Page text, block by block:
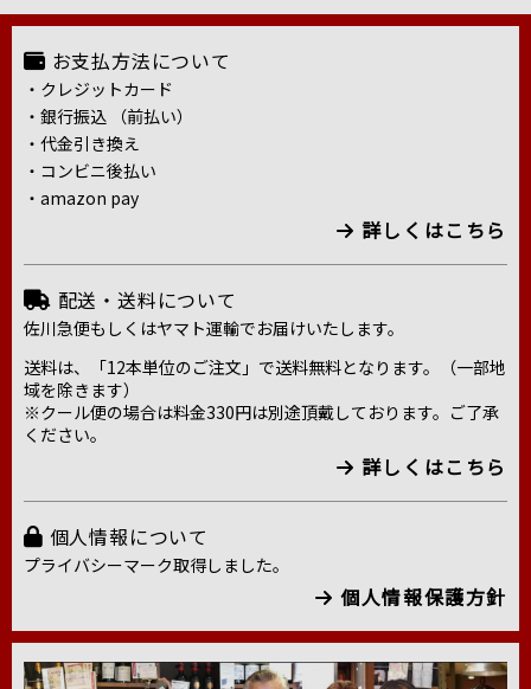
お支払方法について
・クレジットカード
・銀行振込 （前払い）
・代金引き換え
・コンビニ後払い
・amazon pay
詳しくはこちら
配送・送料について
佐川急便もしくはヤマト運輸でお届けいたします。
送料は、「12本単位のご注文」で送料無料となります。（一部地
域を除きます）
※クール便の場合は料金330円は別途頂戴しております。ご了承
ください。
詳しくはこちら
個人情報について
プライバシーマーク取得しました。
個人情報保護方針